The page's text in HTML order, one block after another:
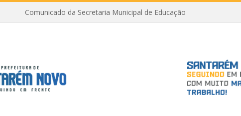
Comunicado da Secretaria Municipal de Educação